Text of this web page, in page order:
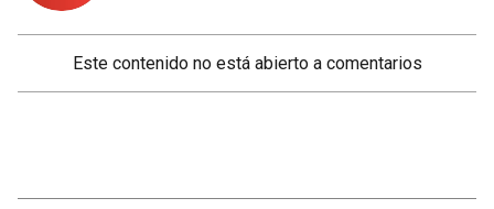
Este contenido no está abierto a comentarios